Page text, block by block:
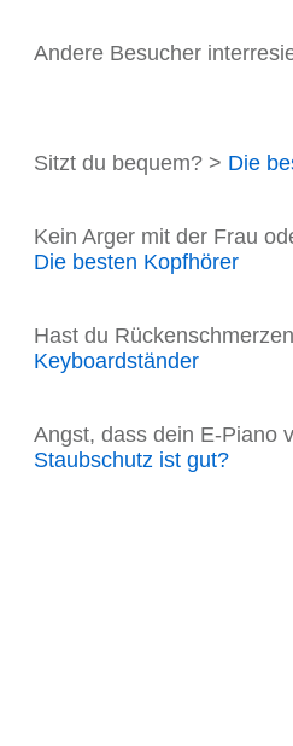
Andere Besucher
Sitzt du bequem? > Die
Kein Arger mit der Frau
Die besten Kopfhörer
Hast du
Keyboardständer
Angst, dass dein E-Piano
Staubschutz ist gut?